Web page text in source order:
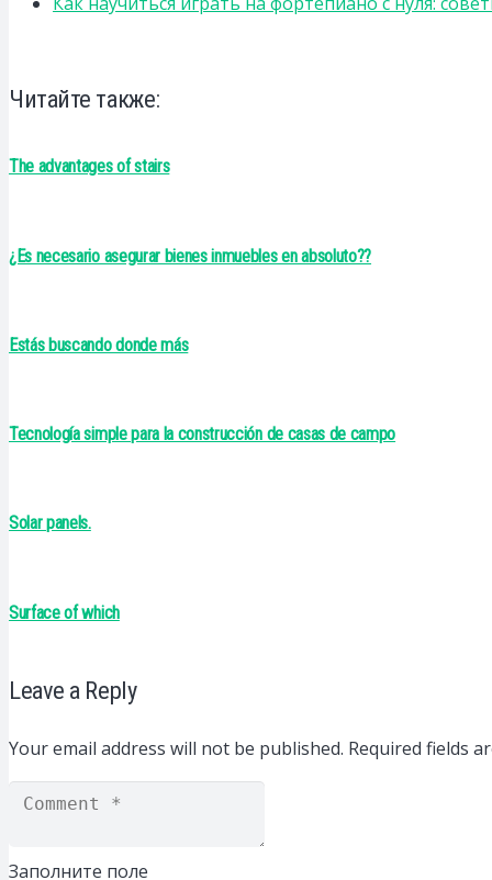
Читайте также:
The advantages of stairs
¿Es necesario asegurar bienes inmuebles en absoluto??
Estás buscando donde más
Tecnología simple para la construcción de casas de campo
Solar panels.
Surface of which
Leave a Reply
Your email address will not be published. Required fields
Заполните поле